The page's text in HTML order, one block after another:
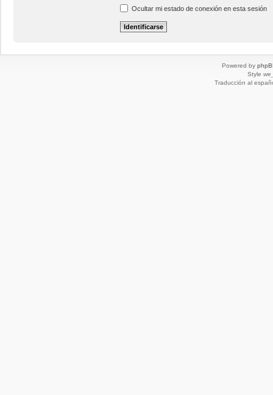
Ocultar mi estado de conexión en esta sesión
Powered by
Style
Traducción al